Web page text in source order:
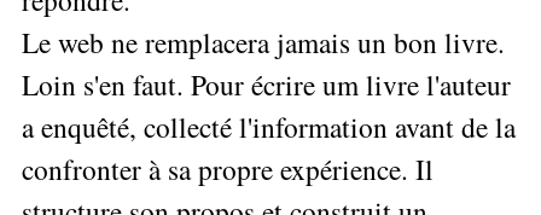
L'Innovation
Managériale
La
Méthode
SOCRIDE
▶
Tous
Gérer
le
La
Gouvernance
mieux
gérer
temps ?
Comment
un
manager
données
Le
Big
Formation
BI
Tous
articles
Entreprendre
Former
»»»
▶
Gratuite
Management
Le web ne remplacera jamais un bon livre.
Loin s'en faut. Pour écrire um livre l'auteur
a enquêté, collecté l'information avant de la
confronter à sa propre expérience. Il